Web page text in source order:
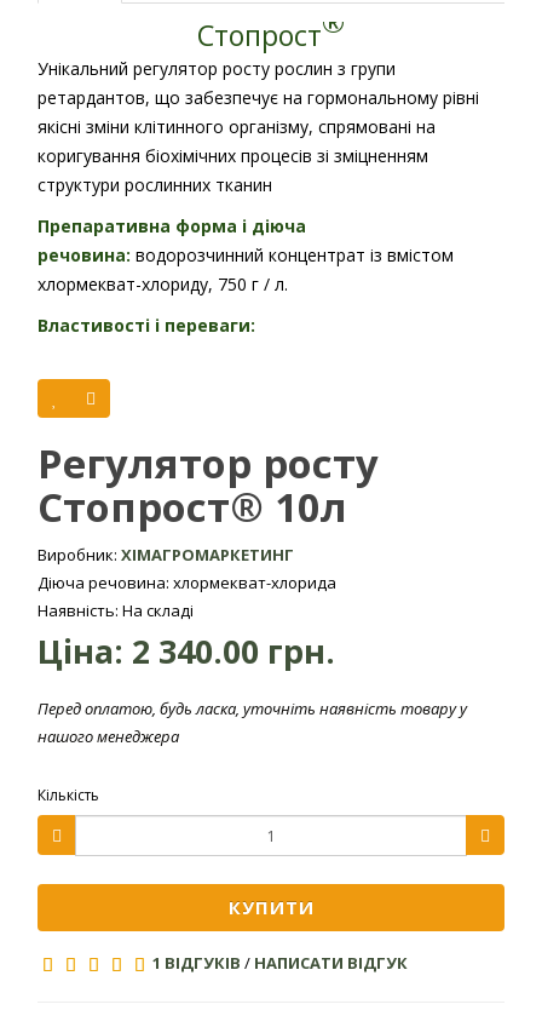
Стопрост®
Унікальний регулятор росту рослин з групи
ретардантов, що забезпечує на гормональному рівні
якісні зміни клітинного організму, спрямовані на
коригування біохімічних процесів зі зміцненням
структури рослинних тканин
Препаративна форма і діюча
речовина: водорозчинний концентрат із вмістом
хлормекват-хлориду, 750 г / л.
Властивості і переваги:
сприяє накопиченню і реструктуризації поживних
речовин;
використання в баковій суміші з мікроелементами
сприяє більш раціональному перерозподілу
біогенних речовин на розвиток рослинного
Реєстрація препарату:
Культура
Спосіб
застосування
застосування
Пшениця
озима
до висоти
10-20 см
Увага!
Не застосовувати препарат на рослинах
Регулятор росту
Стопрост® 10л
Виробник: ХІМАГРОМАРКЕТИНГ
Діюча речовина: хлормекват-хлорида
Наявність: На складі
Ціна: 2 340.00 грн.
Перед оплатою, будь ласка, уточніть наявність товару у
нашого менеджера
Кількість
КУПИТИ
1 ВІДГУКІВ / НАПИСАТИ ВІДГУК